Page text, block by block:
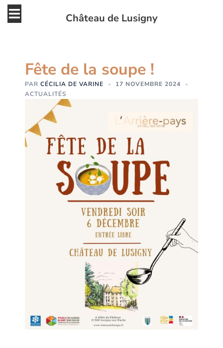
Aller
Château de Lusigny
Ouvrir/fermer
le
Fête de la soupe !
PAR CÉCILIA DE VARINE
17 NOVEMBRE 2024
ACTUALITÉS